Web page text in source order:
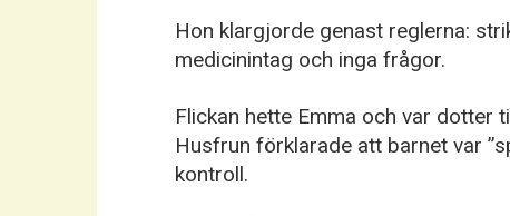
Hon klargjorde genast reglerna:
medicinintag och inga frågor.
Flickan hette Emma och var dotter
Husfrun förklarade att barnet var
kontroll.